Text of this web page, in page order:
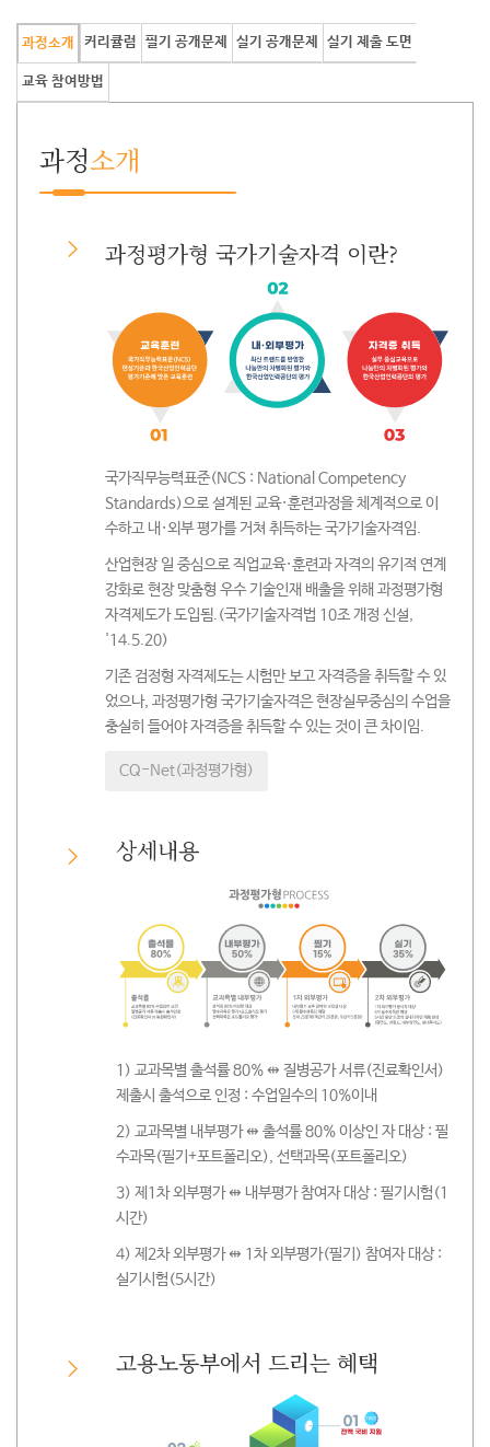
과정소개 커리큘럼 필기 공개문제 실기 공개문제 실기 제출 도면
교육 참여방법
과정소개
과정평가형 국가기술자격 이란?
국가직무능력표준(NCS : National Competency
Standards)으로 설계된 교육·훈련과정을 체계적으로 이
수하고 내·외부 평가를 거쳐 취득하는 국가기술자격임.
산업현장 일 중심으로 직업교육·훈련과 자격의 유기적 연계
강화로 현장 맞춤형 우수 기술인재 배출을 위해 과정평가형
자격제도가 도입됨.(국가기술자격법 10조 개정 신설,
'14.5.20)
기존 검정형 자격제도는 시험만 보고 자격증을 취득할 수 있
었으나, 과정평가형 국가기술자격은 현장실무중심의 수업을
충실히 들어야 자격증을 취득할 수 있는 것이 큰 차이임.
CQ-Net(과정평가형)
상세내용
1) 교과목별 출석률 80% ⇹ 질병공가 서류(진료확인서)
제출시 출석으로 인정 : 수업일수의 10%이내
2) 교과목별 내부평가 ⇹ 출석률 80% 이상인 자 대상 : 필
수과목(필기+포트폴리오), 선택과목(포트폴리오)
3) 제1차 외부평가 ⇹ 내부평가 참여자 대상 : 필기시험(1
시간)
4) 제2차 외부평가 ⇹ 1차 외부평가(필기) 참여자 대상 :
실기시험(5시간)
고용노동부에서 드리는 혜택